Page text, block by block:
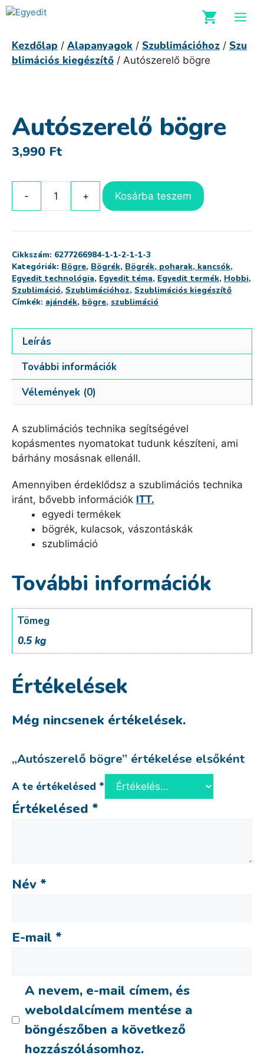
Kilépés
Kezdőlap / Alapanyagok / Szublimációhoz / Szu
blimációs kiegészítő / Autószerelő bögre
Autószerelő bögre
3,990 Ft
Autószerelő
mennyiség
Kosárba teszem
Cikkszám: 6277266984-1-1-2-1-1-3
Kategóriák: Bögre, Bögrék, Bögrék, poharak, kancsók,
Egyedit technológia, Egyedit téma, Egyedit termék, Hobbi,
Szublimáció, Szublimációhoz, Szublimációs kiegészítő
Címkék: ajándék, bögre, szublimáció
Leírás
További információk
Vélemények (0)
A szublimációs technika segítségével
kopásmentes nyomatokat tudunk készíteni, ami
bárhány mosásnak ellenáll.
Amennyiben érdeklődsz a szublimációs technika
iránt, bővebb információk ITT.
egyedi termékek
bögrék, kulacsok, vászontáskák
szublimáció
További információk
Tömeg
0.5 kg
Értékelések
Még nincsenek értékelések.
„Autószerelő bögre” értékelése elsőként
A te értékelésed *
Értékelésed *
Név *
E-mail *
A nevem, e-mail címem, és
weboldalcímem mentése a
böngészőben a következő
hozzászólásomhoz.